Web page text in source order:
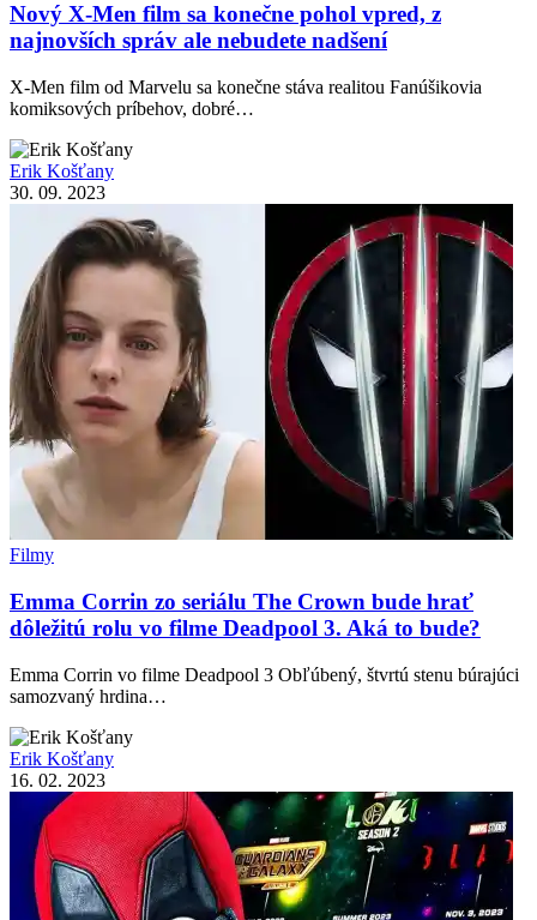
Nový X-Men film sa konečne pohol vpred, z
najnovších správ ale nebudete nadšení
X-Men film od Marvelu sa konečne stáva realitou Fanúšikovia
komiksových príbehov, dobré…
Erik Košťany
30. 09. 2023
Filmy
Emma Corrin zo seriálu The Crown bude hrať
dôležitú rolu vo filme Deadpool 3. Aká to bude?
Emma Corrin vo filme Deadpool 3 Obľúbený, štvrtú stenu búrajúci
samozvaný hrdina…
Erik Košťany
16. 02. 2023